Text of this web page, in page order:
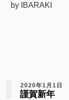
by IBARAKI
2020年1月1日
謹賀新年